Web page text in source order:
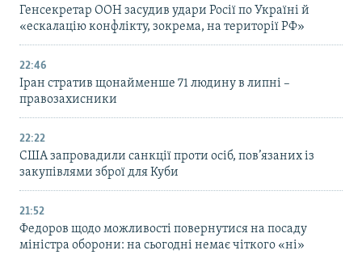
Генсекретар ООН засудив удари Росії по Україні й
«ескалацію конфлікту, зокрема, на території РФ»
22:46
Іран стратив щонайменше 71 людину в липні –
правозахисники
22:22
США запровадили санкції проти осіб, пов’язаних із
закупівлями зброї для Куби
21:52
Федоров щодо можливості повернутися на посаду
міністра оборони: на сьогодні немає чіткого «ні»